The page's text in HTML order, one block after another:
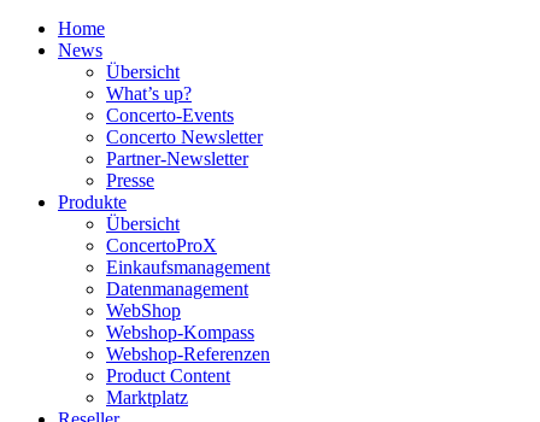
Home
News
Übersicht
What’s up?
Concerto-Events
Concerto Newsletter
Partner-Newsletter
Presse
Produkte
Übersicht
ConcertoProX
Einkaufsmanagement
Datenmanagement
WebShop
Webshop-Kompass
Webshop-Referenzen
Product Content
Marktplatz